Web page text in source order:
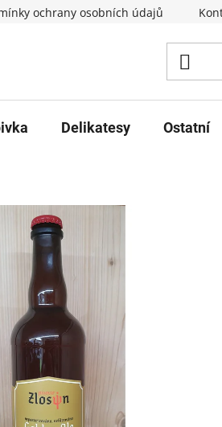
ochrany osobních údajů
Delikatesy Ostatní